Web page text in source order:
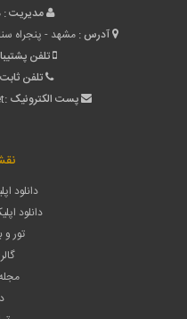
مدیریت :
آدرس : مشهد - پنجراه
تلفن
تلفن
پست الکترونیک :
دانلود
دانلود
تور و